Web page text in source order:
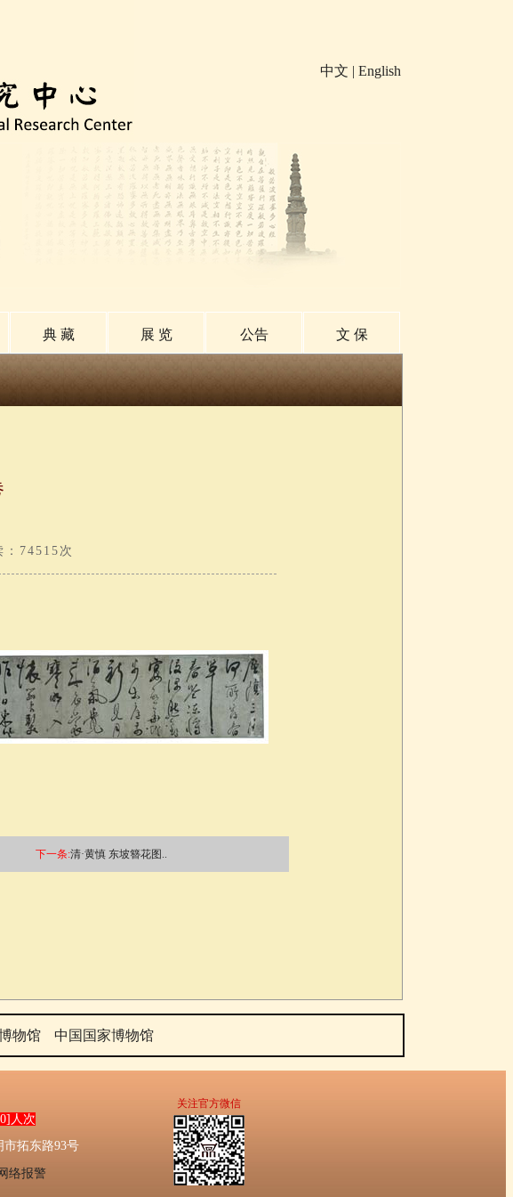
中文 | English
典 藏 展 览 公告 文 保
74515次
下一条:清·黄慎 东坡簪花图..
物馆 中国国家博物馆
人次
市拓东路93号
络报警
关注官方微信